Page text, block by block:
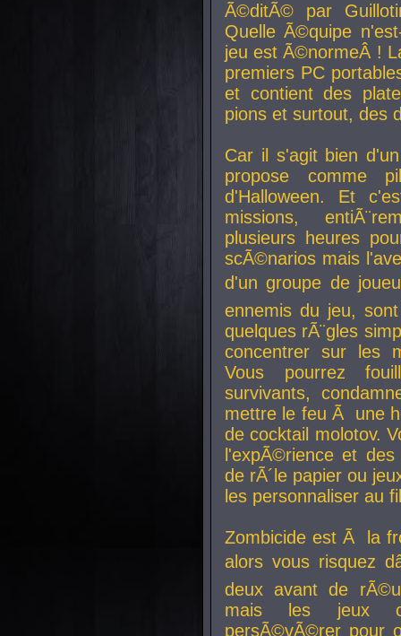
Ã©ditÃ© par
Quelle Ã©quipe
jeu est Ã©normeÂ !
premiers PC
et contient des
pions et surtout, des
Car il s'agit bien
propose comme
d'Halloween. Et
missions,
plusieurs heures
scÃ©narios mais
d'un groupe de
ennemis du jeu,
quelques rÃ¨gles
concentrer sur les
Vous pourrez
survivants,
mettre le feu Ã une
de cocktail molotov.
l'expÃ©rience et
de rÃ´le papier ou
les personnaliser au
Zombicide est Ã la
alors vous risquez
deux avant de
mais les jeux
persÃ©vÃ©rer pour